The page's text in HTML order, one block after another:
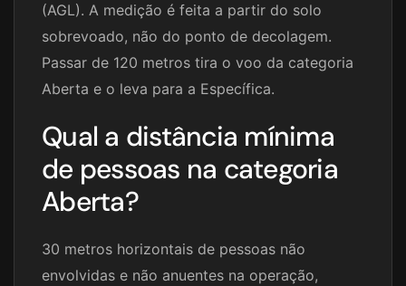
(AGL). A medição é feita a partir do solo
sobrevoado, não do ponto de decolagem.
Passar de 120 metros tira o voo da categoria
Aberta e o leva para a Específica.
Qual a distância mínima
de pessoas na categoria
Aberta?
30 metros horizontais de pessoas não
envolvidas e não anuentes na operação,